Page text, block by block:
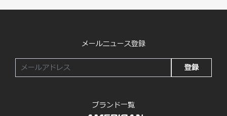
メールニュース登録
登録
ブランド一覧